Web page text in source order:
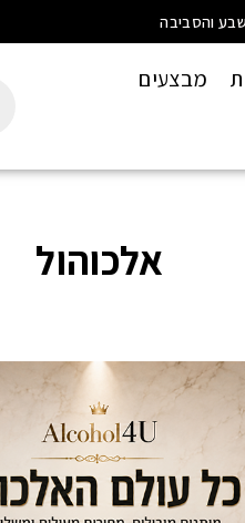
והסביבה
מבצעים
אלכוהול